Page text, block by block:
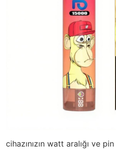
cihazınızın watt aralığı ve